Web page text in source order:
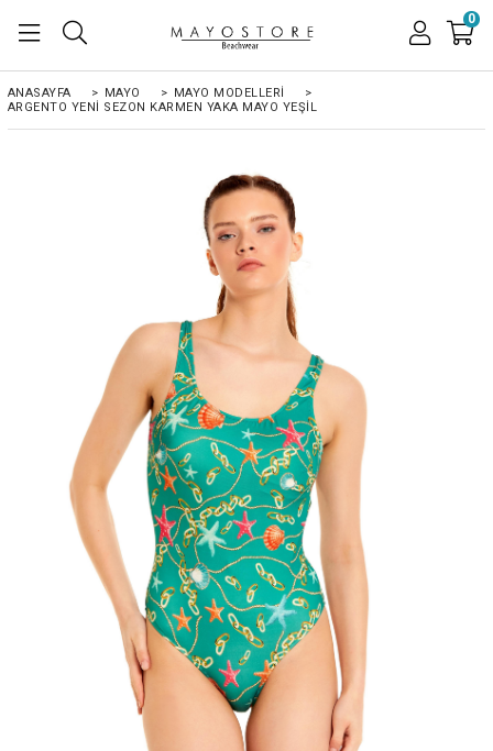
0
ANASAYFA > MAYO > MAYO MODELLERI
>
ARGENTO YENI SEZON KARMEN YAKA MAYO YEŞIL